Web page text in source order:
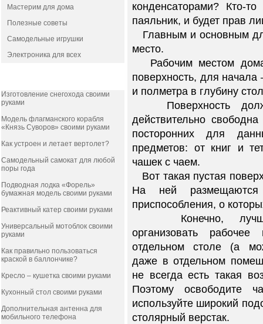
Мастерим для дома
Полезные советы
Самодельные игрушки
Электроника для всех
Изготовление снегохода своими
руками
Модель флагманского корабля
«Князь Суворов» своими руками
Как устроен и летает вертолет?
Самодельный самокат для любой
поры года
Подводная лодка «Форель»
бумажная модель своими руками
Реактивный катер своими руками
Универсальный мотоблок своими
руками
Как правильно пользоваться
краской в баллончике?
Кресло – кушетка своими руками
Кухонный стол своими руками
Дополнительная антенна для
мобильного телефона
конденсаторами? Кто-
паяльник, и будет прав
Главным и основным
место.
Рабочим местом
поверхность, для
и полметра в глубину
Поверхность
действительно
посторонних для
предметов: от книг и
чашек с чаем.
Вот такая пустая
На ней
приспособления, о
Конечно,
организовать
отдельном столе (а
даже в отдельном
не всегда есть такая
Поэтому освободите
используйте широкий
столярный верстак.